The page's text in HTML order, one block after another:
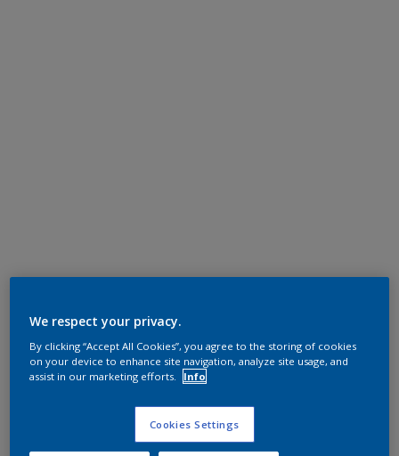
We respect your privacy.
By clicking “Accept All Cookies”, you agree to the storing of cookies
on your device to enhance site navigation, analyze site usage, and
assist in our marketing efforts.
Info
Cookies Settings